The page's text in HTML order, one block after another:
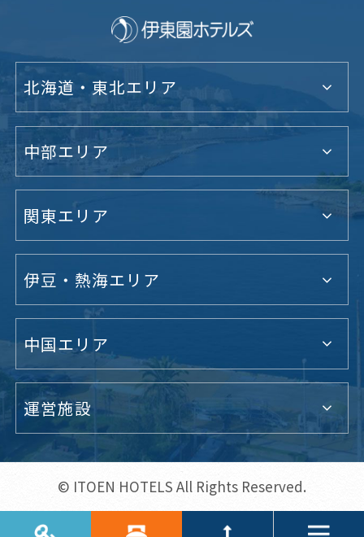
北海道・東北エリア
中部エリア
関東エリア
伊豆・熱海エリア
中国エリア
運営施設
© ITOEN HOTELS All Rights Reserved.